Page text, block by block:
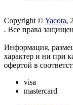
Copyright ©Yacota,
. Все права
Информация,
характер и ни при
офертой в
visa
mastercard